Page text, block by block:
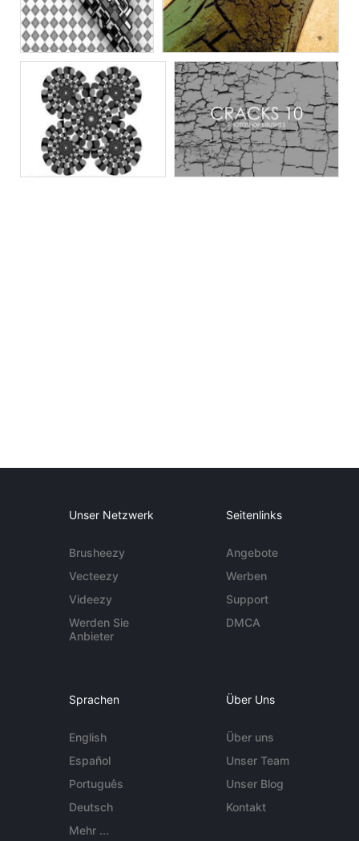
Unser Netzwerk
Brusheezy
Vecteezy
Videezy
Werden Sie
Anbieter
Seitenlinks
Angebote
Werben
Support
DMCA
Sprachen
English
Español
Português
Deutsch
Mehr ...
Über Uns
Über uns
Unser Team
Unser Blog
Kontakt